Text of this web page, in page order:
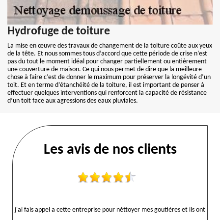
Hydrofuge de toiture
La mise en œuvre des travaux de changement de la toiture coûte aux yeux
de la tête. Et nous sommes tous d’accord que cette période de crise n’est
pas du tout le moment idéal pour changer partiellement ou entièrement
une couverture de maison. Ce qui nous permet de dire que la meilleure
chose à faire c’est de donner le maximum pour préserver la longévité d’un
toit. Et en terme d’étanchéité de la toiture, il est important de penser à
effectuer quelques interventions qui renforcent la capacité de résistance
d’un toit face aux agressions des eaux pluviales.
Les avis de nos clients
j'ai fais appel a cette entreprise pour néttoyer mes goutières et ils ont